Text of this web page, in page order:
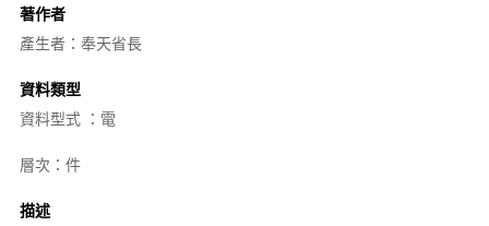
著作者
產生者：奉天省長
資料類型
資料型式 ：電
層次：件
描述